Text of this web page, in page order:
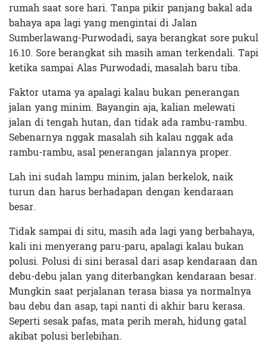
rumah saat sore hari. Tanpa pikir panjang bakal ada
bahaya apa lagi yang mengintai di Jalan
Sumberlawang-Purwodadi, saya berangkat sore pukul
16.10. Sore berangkat sih masih aman terkendali. Tapi
ketika sampai Alas Purwodadi, masalah baru tiba.
Faktor utama ya apalagi kalau bukan penerangan
jalan yang minim. Bayangin aja, kalian melewati
jalan di tengah hutan, dan tidak ada rambu-rambu.
Sebenarnya nggak masalah sih kalau nggak ada
rambu-rambu, asal penerangan jalannya proper.
Lah ini sudah lampu minim, jalan berkelok, naik
turun dan harus berhadapan dengan kendaraan
besar.
Tidak sampai di situ, masih ada lagi yang berbahaya,
kali ini menyerang paru-paru, apalagi kalau bukan
polusi. Polusi di sini berasal dari asap kendaraan dan
debu-debu jalan yang diterbangkan kendaraan besar.
Mungkin saat perjalanan terasa biasa ya normalnya
bau debu dan asap, tapi nanti di akhir baru kerasa.
Seperti sesak pafas, mata perih merah, hidung gatal
akibat polusi berlebihan.